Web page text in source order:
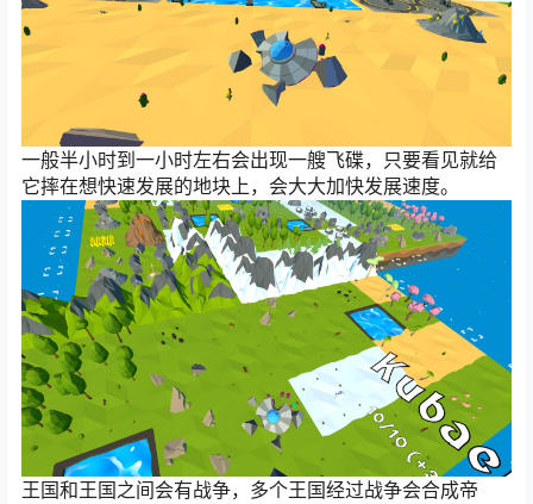
一般半小时到一小时左右会出现一艘飞碟，只要看见就给
它摔在想快速发展的地块上，会大大加快发展速度。
王国和王国之间会有战争，多个王国经过战争会合成帝